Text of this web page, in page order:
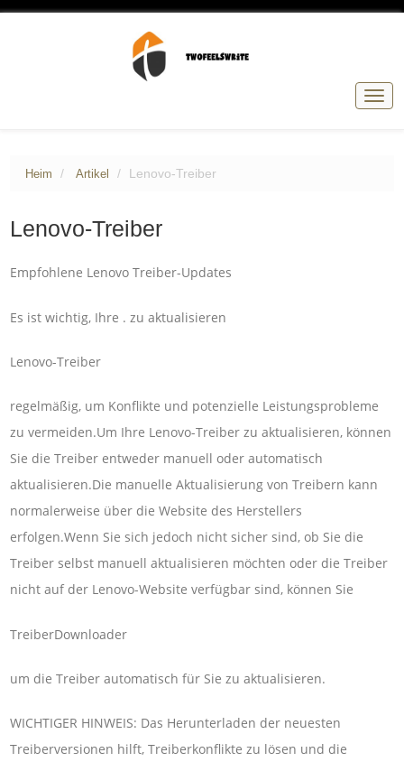
Heim Artikel Lenovo-Treiber
Lenovo-Treiber
Empfohlene Lenovo Treiber-Updates
Es ist wichtig, Ihre . zu aktualisieren
Lenovo-Treiber
regelmäßig, um Konflikte und potenzielle Leistungsprobleme
zu vermeiden.Um Ihre Lenovo-Treiber zu aktualisieren, können
Sie die Treiber entweder manuell oder automatisch
aktualisieren.Die manuelle Aktualisierung von Treibern kann
normalerweise über die Website des Herstellers
erfolgen.Wenn Sie sich jedoch nicht sicher sind, ob Sie die
Treiber selbst manuell aktualisieren möchten oder die Treiber
nicht auf der Lenovo-Website verfügbar sind, können Sie
TreiberDownloader
um die Treiber automatisch für Sie zu aktualisieren.
WICHTIGER HINWEIS: Das Herunterladen der neuesten
Treiberversionen hilft, Treiberkonflikte zu lösen und die